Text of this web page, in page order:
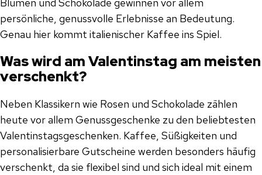
persönliche, genussvolle Erlebnisse an Bedeutung.
Genau hier kommt italienischer Kaffee ins Spiel.
Was wird am Valentinstag am meisten
verschenkt?
Neben Klassikern wie Rosen und Schokolade zählen
heute vor allem Genussgeschenke zu den beliebtesten
Valentinstagsgeschenken. Kaffee, Süßigkeiten und
personalisierbare Gutscheine werden besonders häufig
verschenkt, da sie flexibel sind und sich ideal mit einem